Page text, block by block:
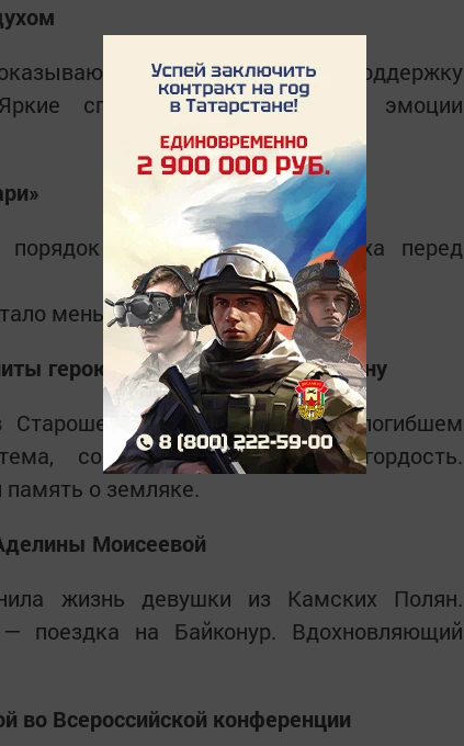
инклюзивность и поддержку
спортивные моменты и эмоции
любимое место отдыха перед
меньше.
герою СВО Руслану Самигуллину
Старошешминске в память о погибшем
сочетающая скорбь и гордость.
память о земляке.
Моисеевой
жизнь девушки из Камских Полян.
поездка на Байконур. Вдохновляющий
во Всероссийской конференции